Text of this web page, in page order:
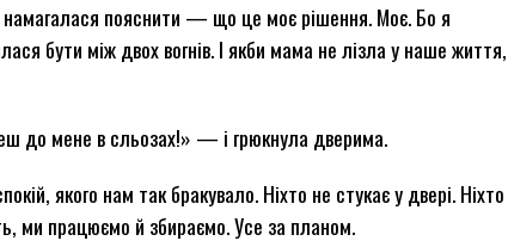
намагалася пояснити — що це моє рішення. Моє. Бо я
бути між двох вогнів. І якби мама не лізла у наше життя,
до мене в сльозах!» — і грюкнула дверима.
якого нам так бракувало. Ніхто не стукає у двері. Ніхто
ми працюємо й збираємо. Усе за планом.